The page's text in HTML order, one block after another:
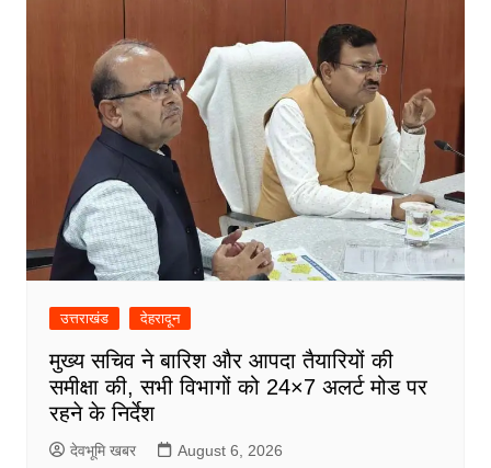
उत्तराखंड देहरादून
मुख्य सचिव ने बारिश और आपदा तैयारियों की
समीक्षा की, सभी विभागों को 24×7 अलर्ट मोड पर
रहने के निर्देश
देवभूमि खबर August 6, 2026